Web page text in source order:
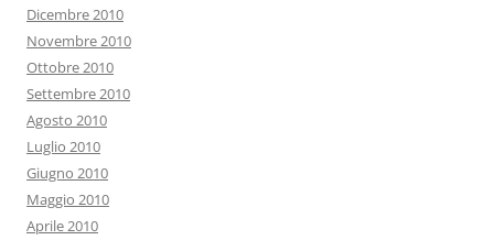
Dicembre 2010
Novembre 2010
Ottobre 2010
Settembre 2010
Agosto 2010
Luglio 2010
Giugno 2010
Maggio 2010
Aprile 2010